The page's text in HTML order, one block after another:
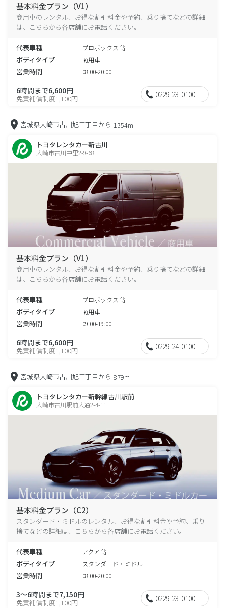
基本料金プラン（V1）
商用車のレンタル、お得な割引料金や予約、乗り捨てなどの詳細
は、こちらから各店舗にお電話ください。
代表車種 プロボックス 等
ボディタイプ 商用車
営業時間 08:00-20:00
6時間まで6,600円
免責補償制度1,100円 0229-23-0100
宮城県大崎市古川旭三丁目から 1354m
トヨタレンタカー新古川
大崎市古川中里2-9-68
基本料金プラン（V1）
商用車のレンタル、お得な割引料金や予約、乗り捨てなどの詳細
は、こちらから各店舗にお電話ください。
代表車種 プロボックス 等
ボディタイプ 商用車
営業時間 09:00-19:00
6時間まで6,600円
免責補償制度1,100円 0229-24-0100
宮城県大崎市古川旭三丁目から 879m
トヨタレンタカー新幹線古川駅前
大崎市古川駅前大通2-4-11
基本料金プラン（C2）
スタンダード・ミドルのレンタル、お得な割引料金や予約、乗り
捨てなどの詳細は、こちらから各店舗にお電話ください。
代表車種 アクア 等
ボディタイプ スタンダード・ミドル
営業時間 08:00-20:00
3～6時間まで7,150円
免責補償制度1,100円 0229-23-0100